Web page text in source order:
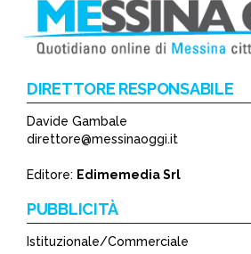
*
DIRETTORE RESPONSABILE
Davide Gambale
direttore@messinaoggi.it
Editore: Edimemedia Srl
PUBBLICITÀ
Istituzionale/Commerciale